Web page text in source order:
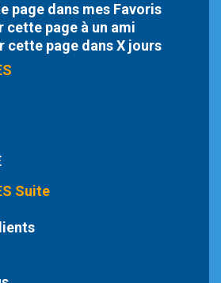
page dans mes Favoris
cette page à un ami
cette page dans X jours
Suite